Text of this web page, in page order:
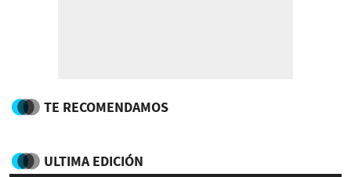
TE RECOMENDAMOS
ULTIMA EDICIÓN